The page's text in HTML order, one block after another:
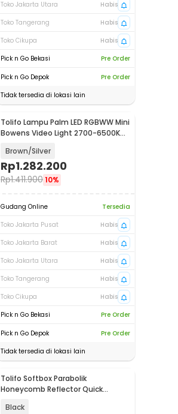
Toko Jakarta Utara
Habis
Toko Tangerang
Habis
Toko Cikupa
Habis
Pick n Go Bekasi
Pre Order
Pick n Go Depok
Pre Order
Tidak tersedia di lokasi lain
Tolifo Lampu Palm LED RGBWW Mini
Bowens Video Light 2700-6500K
Brown/Silver
Rp1.282.200
Rp1.411.90010%
Gudang Online
Tersedia
Toko Jakarta Pusat
Habis
Toko Jakarta Barat
Habis
Toko Jakarta Utara
Habis
Toko Tangerang
Habis
Toko Cikupa
Habis
Pick n Go Bekasi
Pre Order
Pick n Go Depok
Pre Order
Tidak tersedia di lokasi lain
Tolifo Softbox Parabolik
Honeycomb Reflector Quick
Black